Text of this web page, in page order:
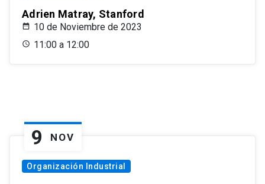
Adrien Matray, Stanford
10 de Noviembre de 2023
11:00 a 12:00
9 NOV
Organización Industrial